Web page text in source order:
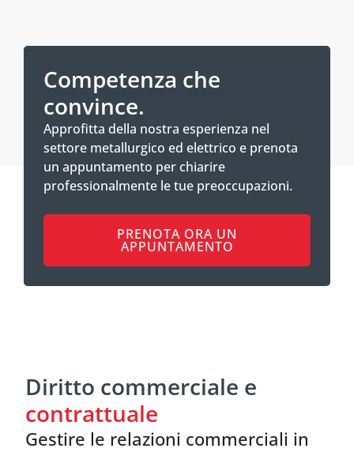
Competenza che
convince.
Approfitta della nostra esperienza nel
settore metallurgico ed elettrico e prenota
un appuntamento per chiarire
professionalmente le tue preoccupazioni.
PRENOTA ORA UN
APPUNTAMENTO
Diritto commerciale e
contrattuale
Gestire le relazioni commerciali in